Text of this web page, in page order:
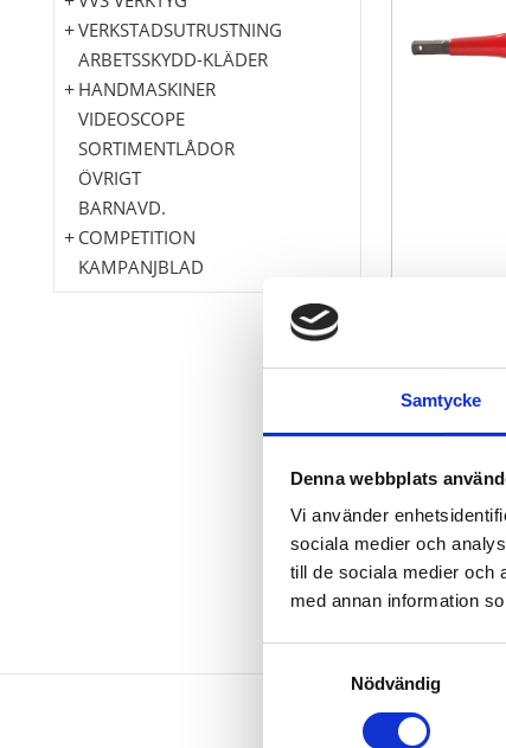
Samtycke
Denna webbplats
Vi använder
sociala medier och
till de sociala medier och
med annan information
Nödvändig
polerad
Krom
VERKSTADSUTRUSTNING
ARBETSSKYDD-KLÄDER
HANDMASKINER
VIDEOSCOPE
SORTIMENTLÅDOR
ÖVRIGT
BARNAVD.
COMPETITION
KAMPANJBLAD